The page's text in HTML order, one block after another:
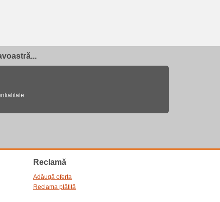
Reclamă
Adăugă oferta
Reclama plătită